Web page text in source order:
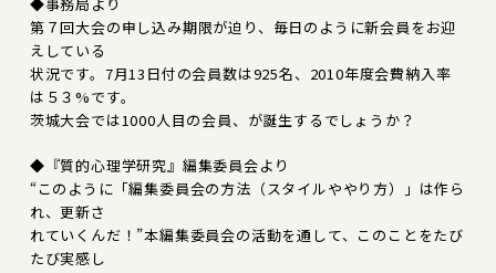
第７回大会の申し込み期限が迫り、毎日のように新会員をお迎
えしている
状況です。7月13日付の会員数は925名、2010年度会費納入率
は５３%です。
茨城大会では1000人目の会員、が誕生するでしょうか？
◆『質的心理学研究』編集委員会より
“このように「編集委員会の方法（スタイルややり方）」は作ら
れ、更新さ
れていくんだ！”本編集委員会の活動を通して、このことをたび
たび実感し